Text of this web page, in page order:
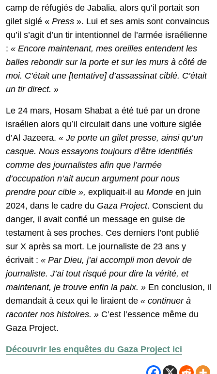
camp de réfugiés de Jabalia, alors qu’il portait son
gilet siglé « Press ». Lui et ses amis sont convaincus
qu’il s’agit d’un tir intentionnel de l’armée israélienne
: « Encore maintenant, mes oreilles entendent les
balles rebondir sur la porte et sur les murs à côté de
moi. C’était une [tentative] d’assassinat ciblé. C’était
un tir direct. »
Le 24 mars, Hosam Shabat a été tué par un drone
israélien alors qu’il circulait dans une voiture siglée
d’Al Jazeera. « Je porte un gilet presse, ainsi qu’un
casque. Nous essayons toujours d’être identifiés
comme des journalistes afin que l’armée
d’occupation n’ait aucun argument pour nous
prendre pour cible », expliquait-il au Monde en juin
2024, dans le cadre du Gaza Project. Conscient du
danger, il avait confié un message en guise de
testament à ses proches. Ces derniers l’ont publié
sur X après sa mort. Le journaliste de 23 ans y
écrivait : « Par Dieu, j’ai accompli mon devoir de
journaliste. J’ai tout risqué pour dire la vérité, et
maintenant, je trouve enfin la paix. » En conclusion, il
demandait à ceux qui le liraient de « continuer à
raconter nos histoires. » C’est l’essence même du
Gaza Project.
Découvrir les enquêtes du Gaza Project ici